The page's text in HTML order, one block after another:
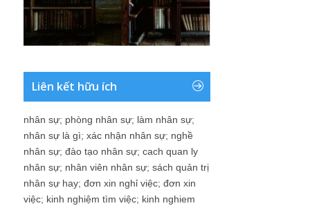
Liên kết hữu ích
nhân sự; phòng nhân sự; làm nhân sự;
nhân sự là gì; xác nhận nhân sự; nghề
nhân sự; đào tạo nhân sự; cach quan ly
nhân sự; nhân viên nhân sự; sách quản trị
nhân sự hay; đơn xin nghỉ việc; đơn xin
việc; kinh nghiệm tìm việc; kinh nghiem